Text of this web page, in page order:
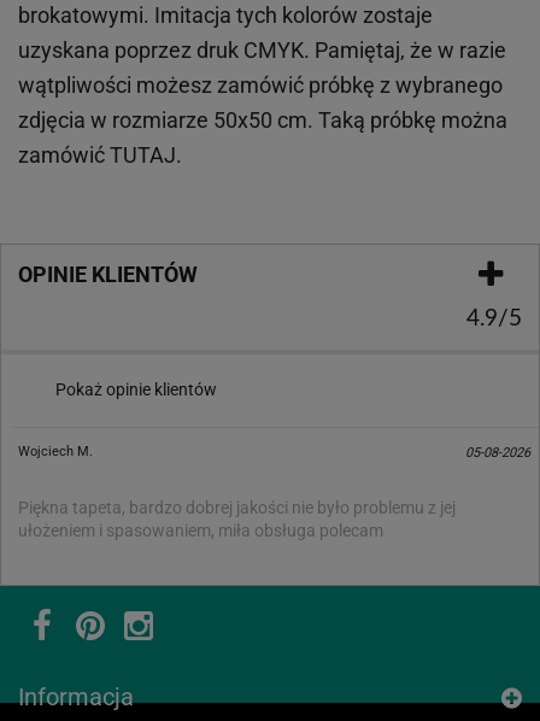
brokatowymi. Imitacja tych kolorów zostaje
uzyskana poprzez druk CMYK. Pamiętaj, że w razie
wątpliwości możesz zamówić próbkę z wybranego
zdjęcia w rozmiarze 50x50 cm. Taką próbkę można
zamówićTUTAJ.
OPINIE KLIENTÓW
4.9/5
Pokaż opinie klientów
Wojciech M. 05-08-2026
Piękna tapeta, bardzo dobrej jakości nie było problemu z jej
ułożeniem i spasowaniem, miła obsługa polecam
Informacja